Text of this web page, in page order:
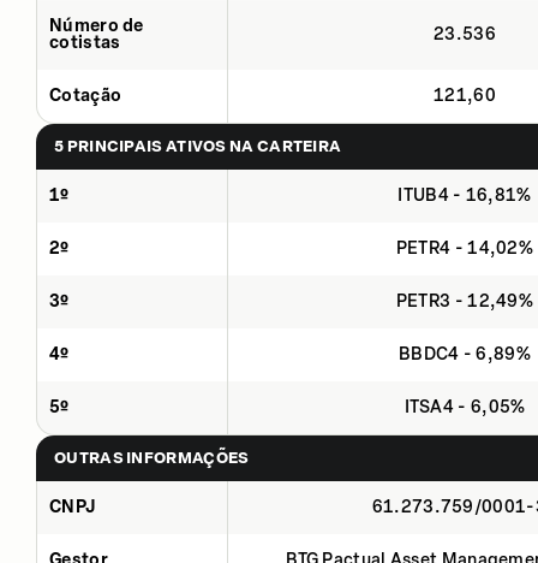
Número de
cotistas
23.536
Cotação 121,60
5 PRINCIPAIS ATIVOS NA CARTEIRA
1º ITUB4 - 16,81%
2º PETR4 - 14,02%
3º PETR3 - 12,49%
4º BBDC4 - 6,89%
5º ITSA4 - 6,05%
OUTRAS INFORMAÇÕES
CNPJ 61.273.759/0001-